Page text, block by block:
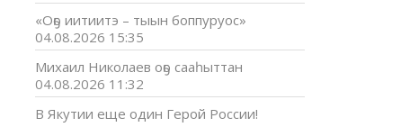
«Оҕо иитиитэ – тыын боппуруос»
04.08.2026 15:35
Михаил Николаев оҕо сааһыттан
04.08.2026 11:32
В Якутии еще один Герой России!